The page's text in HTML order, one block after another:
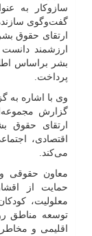
سازوکار به
گفت‌وگوی
ارتقای حقوق
ارزشمند
بشر براساس
پرداخت.
وی با اشاره به
گزارش
ارتقای حقوق
اقتصادی،
می‌کند.
معاون حقوقی و
حمایت از
معلولیت،
توسعه مناطق
اقلیمی و